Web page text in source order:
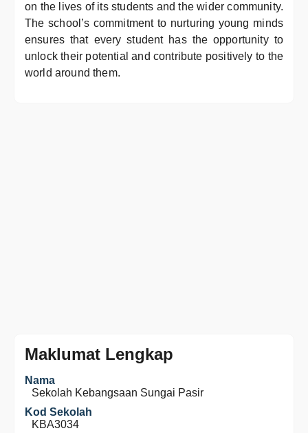
on the lives of its students and the wider community.
The school’s commitment to nurturing young minds
ensures that every student has the opportunity to
unlock their potential and contribute positively to the
world around them.
Maklumat Lengkap
Nama
Sekolah Kebangsaan Sungai Pasir
Kod Sekolah
KBA3034